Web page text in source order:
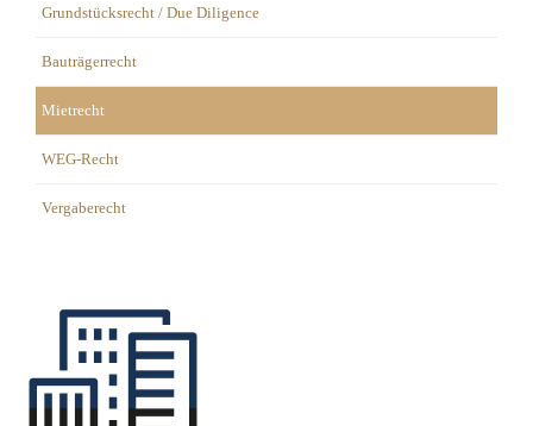
Grundstücksrecht / Due Diligence
Bauträgerrecht
Mietrecht
WEG-Recht
Vergaberecht